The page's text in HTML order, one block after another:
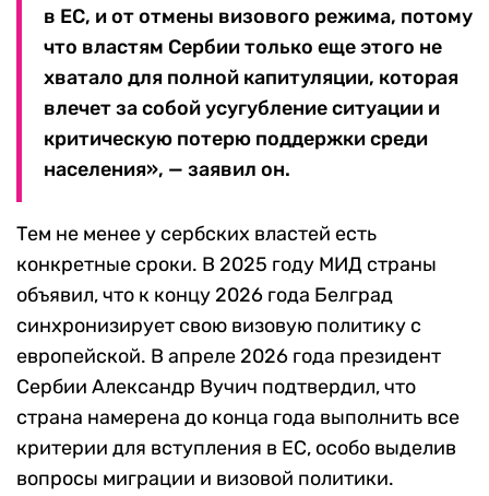
в ЕС, и от отмены визового режима, потому
что властям Сербии только еще этого не
хватало для полной капитуляции, которая
влечет за собой усугубление ситуации и
критическую потерю поддержки среди
населения», — заявил он.
Тем не менее у сербских властей есть
конкретные сроки. В 2025 году МИД страны
объявил, что к концу 2026 года Белград
синхронизирует свою визовую политику с
европейской. В апреле 2026 года президент
Сербии Александр Вучич подтвердил, что
страна намерена до конца года выполнить все
критерии для вступления в ЕС, особо выделив
вопросы миграции и визовой политики.